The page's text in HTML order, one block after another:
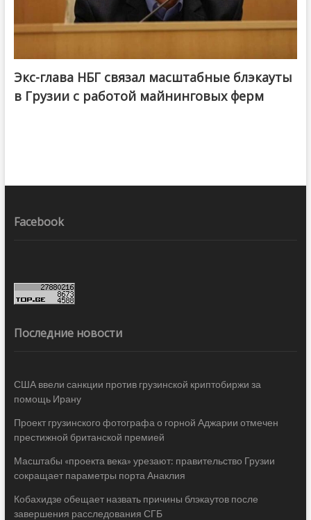
Экс-глава НБГ связал масштабные блэкауты
в Грузии с работой майнинговых ферм
Facebook
Последние новости
США ввели санкции против грузинской криптобиржи за
помощь Ирану
Проект грузинского фотографа о горной Аджарии отмечен
престижной британской премией
Масштабы «проекта века» урезают: правительство Грузии
сокращает параметры порта Анаклия
Кобахидзе обещает назвать причины блэкаутов после
завершения расследования СГБ